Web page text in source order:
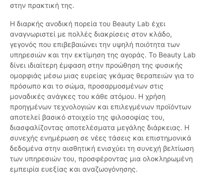
στην πρακτική της.
Η διαρκής ανοδική πορεία του Beauty Lab έχει
αναγνωριστεί με πολλές διακρίσεις στον κλάδο,
γεγονός που επιβεβαιώνει την υψηλή ποιότητα των
υπηρεσιών και την εκτίμηση της αγοράς. Το Beauty Lab
δίνει ιδιαίτερη έμφαση στην προώθηση της φυσικής
ομορφιάς μέσω μιας ευρείας γκάμας θεραπειών για το
πρόσωπο και το σώμα, προσαρμοσμένων στις
μοναδικές ανάγκες του κάθε ατόμου. Η χρήση
προηγμένων τεχνολογιών και επιλεγμένων προϊόντων
αποτελεί βασικό στοιχείο της φιλοσοφίας του,
διασφαλίζοντας αποτελέσματα μεγάλης διάρκειας. Η
συνεχής ενημέρωση σε νέες τάσεις και επιστημονικά
δεδομένα στην αισθητική ενισχύει τη συνεχή βελτίωση
των υπηρεσιών του, προσφέροντας μια ολοκληρωμένη
εμπειρία ευεξίας και αναζωογόνησης.